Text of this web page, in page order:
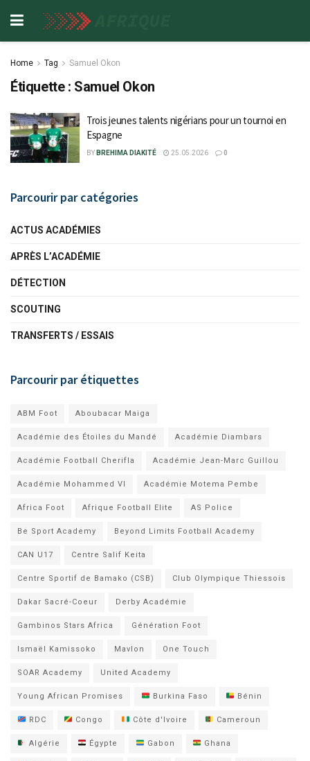
Home Tag Samuel Okon
Étiquette : Samuel Okon
Trois jeunes talents nigérians pour un tournoi en
Espagne
BY BREHIMA DIAKITÉ 25.05.2026 0
Parcourir par catégories
ACTUS ACADÉMIES
APRÈS L’ACADÉMIE
DÉTECTION
SCOUTING
TRANSFERTS / ESSAIS
Parcourir par étiquettes
ABM Foot Aboubacar Maiga
Académie des Étoiles du Mandé Académie Diambars
Académie Football Cherifla Académie Jean-Marc Guillou
Académie Mohammed VI Académie Motema Pembe
Africa Foot Afrique Football Elite AS Police
Be Sport Academy Beyond Limits Football Academy
CAN U17 Centre Salif Keita
Centre Sportif de Bamako (CSB) Club Olympique Thiessois
Dakar Sacré-Coeur Derby Académie
Gambinos Stars Africa Génération Foot
Ismaël Kamissoko Mavlon One Touch
SOAR Academy United Academy
Young African Promises Burkina Faso Bénin
RDC Congo Côte d'Ivoire Cameroun
Algérie Égypte Gabon Ghana